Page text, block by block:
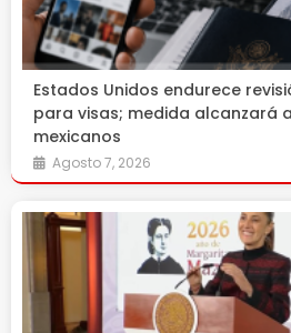
Estados Unidos endurece
para visas; medida alcanzará
mexicanos
Agosto 7, 2026